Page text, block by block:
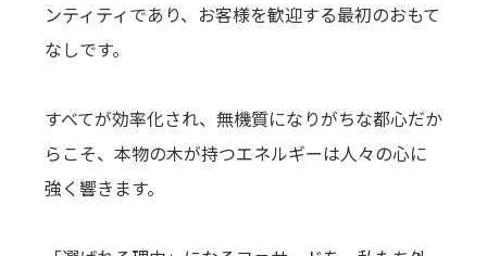
ンティティであり、お客様を歓迎する最初のおもて
なしです。
すべてが効率化され、無機質になりがちな都心だか
らこそ、本物の木が持つエネルギーは人々の心に
強く響きます。